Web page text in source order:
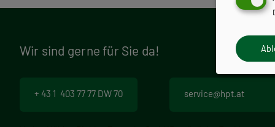
r
a
m
Wir sind gerne für Sie da!
+ 43 1 403 77 77 DW 70 service@hpt.at